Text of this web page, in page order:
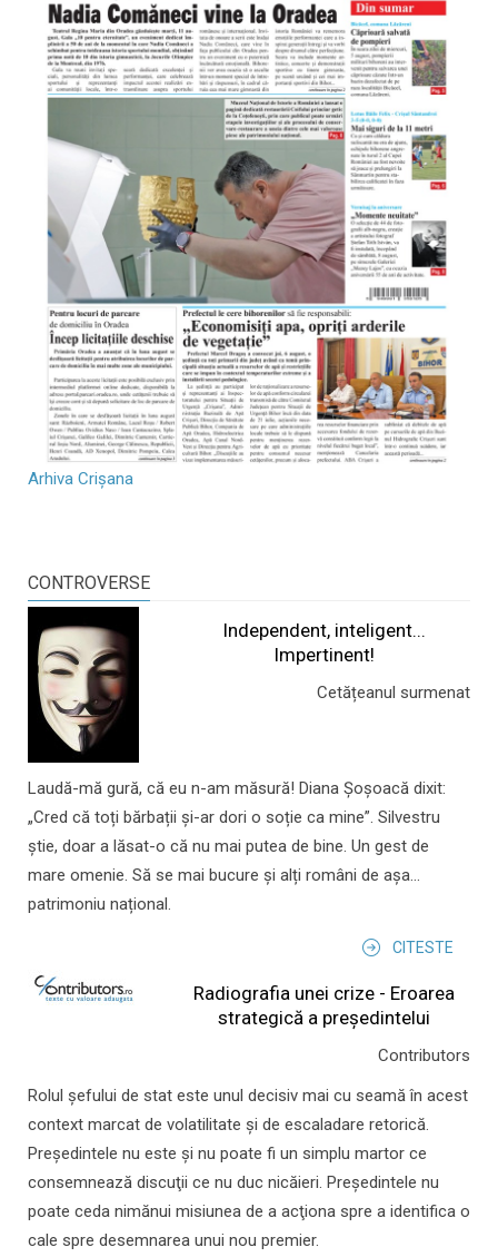
Arhiva Crișana
CONTROVERSE
Independent, inteligent...
Impertinent!
Cetățeanul surmenat
Laudă-mă gură, că eu n-am măsură! Diana Șoșoacă dixit:
„Cred că toți bărbații și-ar dori o soție ca mine”. Silvestru
știe, doar a lăsat-o că nu mai putea de bine. Un gest de
mare omenie. Să se mai bucure și alți români de așa...
patrimoniu național.
CITESTE
Radiografia unei crize - Eroarea
strategică a președintelui
Contributors
Rolul şefului de stat este unul decisiv mai cu seamă în acest
context marcat de volatilitate şi de escaladare retorică.
Preşedintele nu este şi nu poate fi un simplu martor ce
consemnează discuţii ce nu duc nicăieri. Preşedintele nu
poate ceda nimănui misiunea de a acţiona spre a identifica o
cale spre desemnarea unui nou premier.